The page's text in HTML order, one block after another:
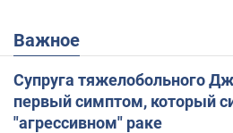
Важное
Супруга тяжелобольного
первый симптом, который
"агрессивном" раке